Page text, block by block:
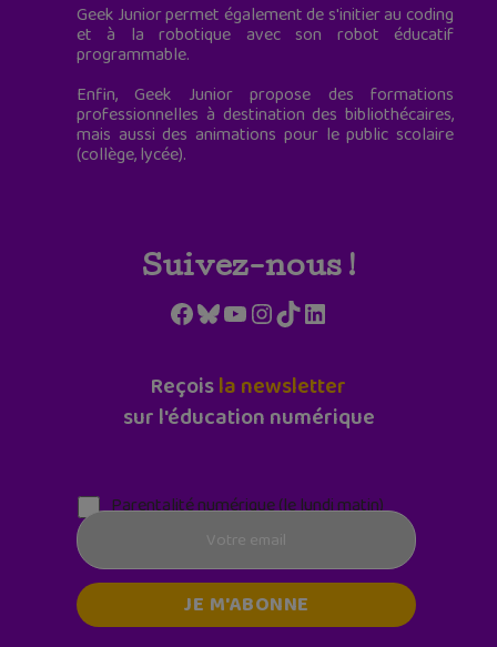
Geek Junior permet également de s'initier au coding
et à la robotique avec son robot éducatif
programmable.
Enfin, Geek Junior propose des formations
professionnelles à destination des bibliothécaires,
mais aussi des animations pour le public scolaire
(collège, lycée).
Suivez-nous !
Facebook
Bluesky
YouTube
Instagram
TikTokLinkedIn
Reçoisla newsletter
sur l'éducation numérique
Parentalité numérique (le lundi matin)